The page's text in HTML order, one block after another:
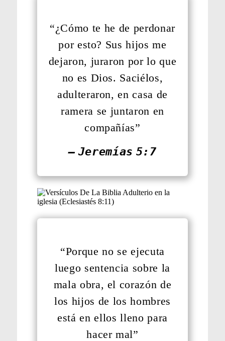
“¿Cómo te he de perdonar
por esto? Sus hijos me
dejaron, juraron por lo que
no es Dios. Saciélos,
adulteraron, en casa de
ramera se juntaron en
compañías”
— Jeremías 5:7
“Porque no se ejecuta
luego sentencia sobre la
mala obra, el corazón de
los hijos de los hombres
está en ellos lleno para
hacer mal”